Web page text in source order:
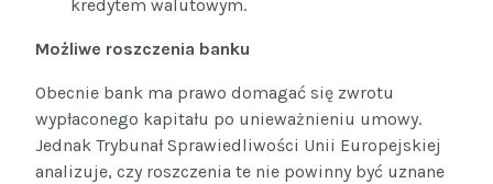
kredytem walutowym.
Możliwe roszczenia banku
Obecnie bank ma prawo domagać się zwrotu
wypłaconego kapitału po unieważnieniu umowy.
Jednak Trybunał Sprawiedliwości Unii Europejskiej
analizuje, czy roszczenia te nie powinny być uznane